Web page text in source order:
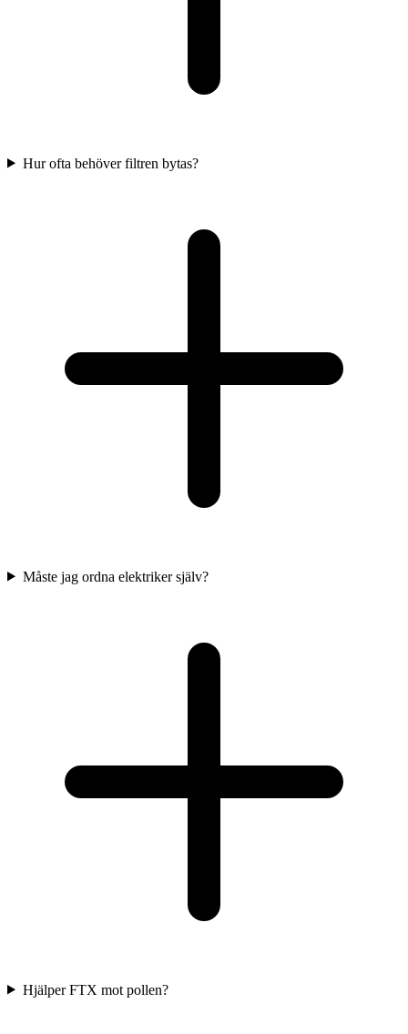
Hur ofta behöver filtren bytas?
Måste jag ordna elektriker själv?
Hjälper FTX mot pollen?